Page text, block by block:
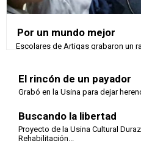
Por un mundo mejor
Escolares de Artigas grabaron un
El rincón de un payador
Grabó en la Usina para dejar
Buscando la libertad
Proyecto de la Usina Cultural
Rehabilitación...